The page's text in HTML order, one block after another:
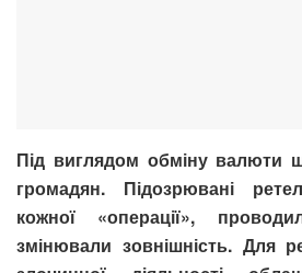
Під виглядом обміну валюти
громадян. Підозрювані
кожної «операції»,
змінювали зовнішність. Для